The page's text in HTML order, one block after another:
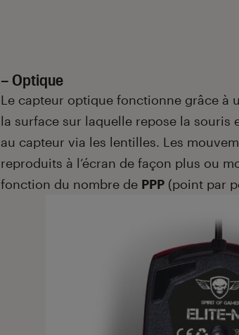
– Optique
Le capteur optique fonctionne grâce à
la surface sur laquelle repose la souris
au capteur via les lentilles. Les
reproduits à l’écran de façon plus ou
fonction du nombre de PPP (point par